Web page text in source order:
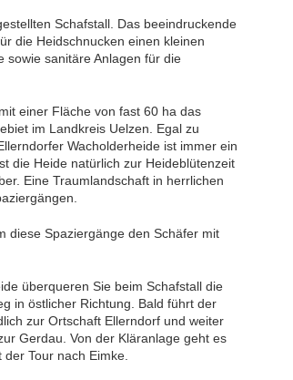
Schafstall. Das beeindruckende
die Heidschnucken einen kleinen
sowie sanitäre Anlagen für die
einer Fläche von fast 60 ha das
im Landkreis Uelzen. Egal zu
Wacholderheide ist immer ein
die Heide natürlich zur Heideblütenzeit
Eine Traumlandschaft in herrlichen
diese Spaziergänge den Schäfer mit
überqueren Sie beim Schafstall die
in östlicher Richtung. Bald führt der
zur Ortschaft Ellerndorf und weiter
Gerdau. Von der Kläranlage geht es
Tour nach Eimke.